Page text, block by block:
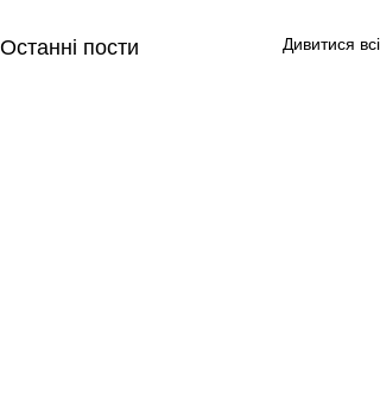
Останні пости Дивитися всі